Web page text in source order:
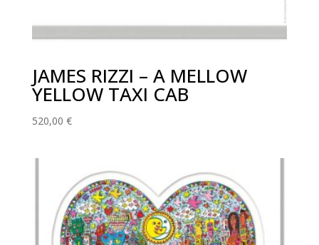
JAMES RIZZI – A MELLOW
YELLOW TAXI CAB
520,00 €